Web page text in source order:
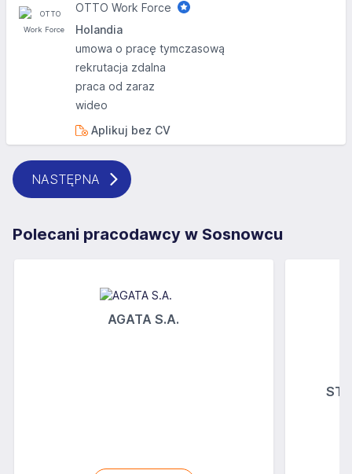
OTTO Work Force
Holandia
umowa o pracę tymczasową
rekrutacja zdalna
praca od zaraz
wideo
Aplikuj bez CV
NASTĘPNA
Polecani pracodawcy w Sosnowcu
AGATA S.A.